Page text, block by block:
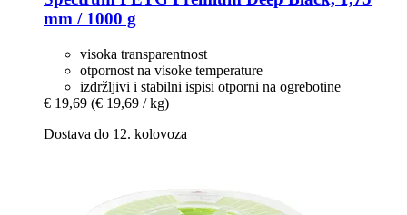
mm / 1000 g
visoka transparentnost
otpornost na visoke temperature
izdržljivi i stabilni ispisi otporni na ogrebotine
€ 19,69 (€ 19,69 / kg)
Dostava do 12. kolovoza